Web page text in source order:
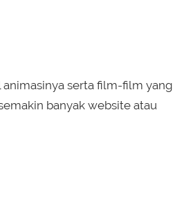
serta film-film yang
banyak website atau